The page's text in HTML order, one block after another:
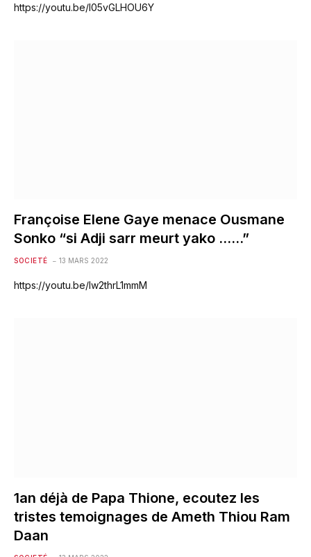
https://youtu.be/l05vGLHOU6Y
Françoise Elene Gaye menace Ousmane
Sonko “si Adji sarr meurt yako ……”
SOCIETÉ 13 MARS 2022
https://youtu.be/lw2thrL1mmM
1an déjà de Papa Thione, ecoutez les
tristes temoignages de Ameth Thiou Ram
Daan